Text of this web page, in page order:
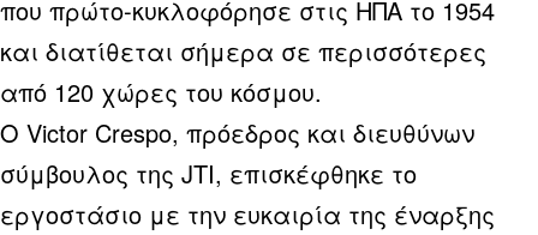
που πρώτο-κυκλοφόρησε στις ΗΠΑ το 1954
και διατίθεται σήμερα σε περισσότερες
από 120 χώρες του κόσμου.
Ο Victor Crespo, πρόεδρος και διευθύνων
σύμβουλος της JTI, επισκέφθηκε το
εργοστάσιο με την ευκαιρία της έναρξης